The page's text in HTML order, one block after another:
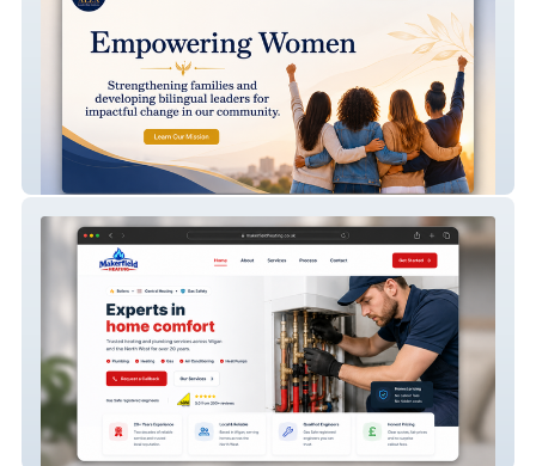
Alza Leadership Grou
Makerfieldheating